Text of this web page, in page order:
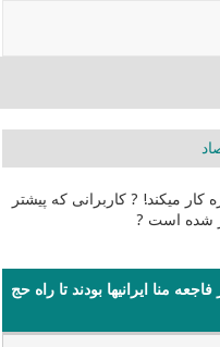
میکند! ? کاربرانی که پیشتر
شده است ?
منا ایرانیها بودند تا راه حج